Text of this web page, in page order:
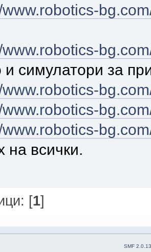
www.robotics-
www.robotics-
и симулатори за
www.robotics-
www.robotics-
www.robotics-
на всички.
[1]
SMF 2.0.13